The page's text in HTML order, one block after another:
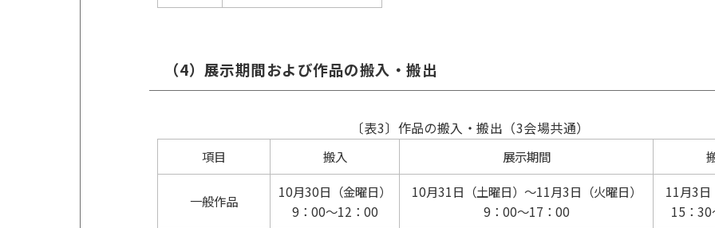
（4）展示期間および作品の搬入・搬出
〔表3〕作品の搬入・搬出（3会場共通）
項目 搬入 展示期間
一般作品
10月30日（金曜日）
9：00～12：00
10月31日（土曜日）～11月3日（火曜日）
9：00～17：00
11月3日
15：